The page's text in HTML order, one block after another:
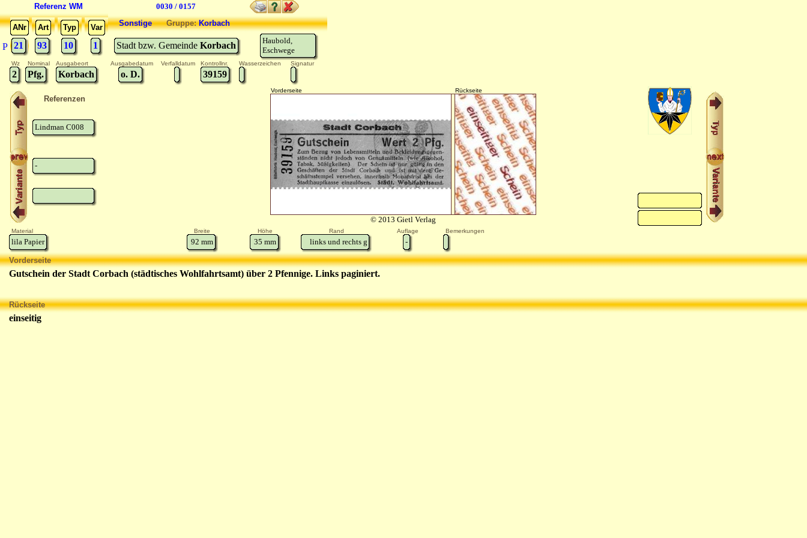
Referenz WM 0030 / 0157
ANr Art Typ Var
P 21 93 10 1
SonstigeGruppe:Korbach
Stadt bzw. Gemeinde Korbach
Haubold,
Eschwege
Wz Nominal Ausgabeort Ausgabedatum Verfalldatum Kontrollnr. Wasserzeichen Signatur
2 Pfg. Korbach o. D. 39159
Referenzen
Lindman C008
-
Vorderseite Rückseite
© 2013 Gietl Verlag
Material Breite Höhe Rand Auflage Bemerkungen
lila Papier 92 mm 35 mm links und rechts gezähnt -
Vorderseite
Gutschein der Stadt Corbach (städtisches Wohlfahrtsamt) über 2 Pfennige. Links paginiert.
Rückseite
einseitig